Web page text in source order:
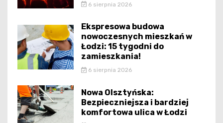
6 sierpnia 2026
Ekspresowa budowa
nowoczesnych mieszkań w
Łodzi: 15 tygodni do
zamieszkania!
6 sierpnia 2026
Nowa Olsztyńska:
Bezpieczniejsza i bardziej
komfortowa ulica w Łodzi